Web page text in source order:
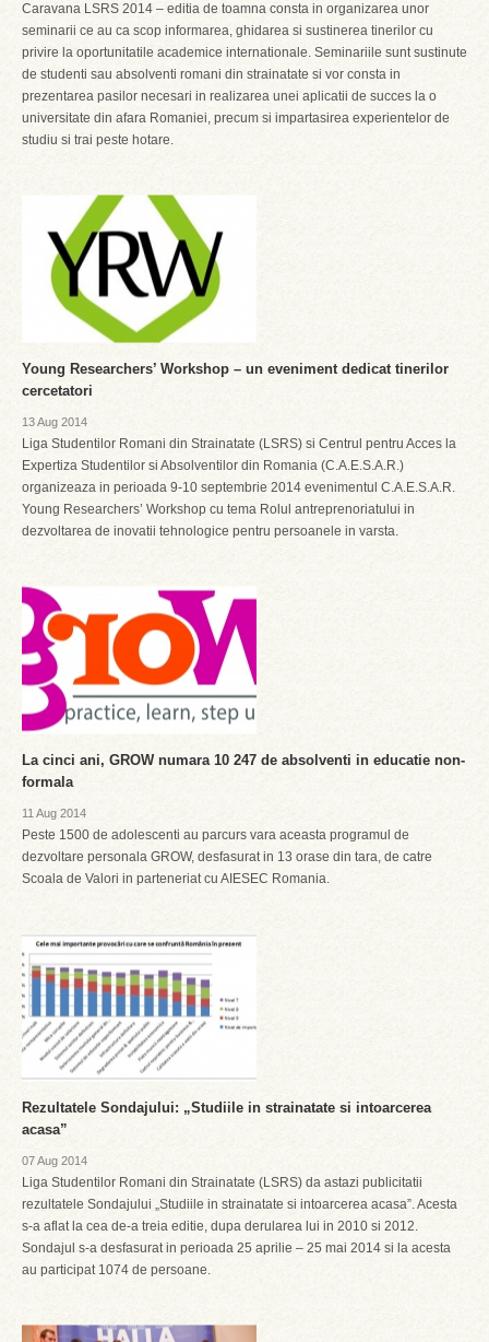
Caravana LSRS 2014 – editia de toamna consta in organizarea unor
seminarii ce au ca scop informarea, ghidarea si sustinerea tinerilor cu
privire la oportunitatile academice internationale. Seminariile sunt sustinute
de studenti sau absolventi romani din strainatate si vor consta in
prezentarea pasilor necesari in realizarea unei aplicatii de succes la o
universitate din afara Romaniei, precum si impartasirea experientelor de
studiu si trai peste hotare.
Young Researchers’ Workshop – un eveniment dedicat tinerilor
cercetatori
13 Aug 2014
Liga Studentilor Romani din Strainatate (LSRS) si Centrul pentru Acces la
Expertiza Studentilor si Absolventilor din Romania (C.A.E.S.A.R.)
organizeaza in perioada 9-10 septembrie 2014 evenimentul C.A.E.S.A.R.
Young Researchers’ Workshop cu tema Rolul antreprenoriatului in
dezvoltarea de inovatii tehnologice pentru persoanele in varsta.
La cinci ani, GROW numara 10 247 de absolventi in educatie non-
formala
11 Aug 2014
Peste 1500 de adolescenti au parcurs vara aceasta programul de
dezvoltare personala GROW, desfasurat in 13 orase din tara, de catre
Scoala de Valori in parteneriat cu AIESEC Romania.
Rezultatele Sondajului: „Studiile in strainatate si intoarcerea
acasa”
07 Aug 2014
Liga Studentilor Romani din Strainatate (LSRS) da astazi publicitatii
rezultatele Sondajului „Studiile in strainatate si intoarcerea acasa”. Acesta
s-a aflat la cea de-a treia editie, dupa derularea lui in 2010 si 2012.
Sondajul s-a desfasurat in perioada 25 aprilie – 25 mai 2014 si la acesta
au participat 1074 de persoane.